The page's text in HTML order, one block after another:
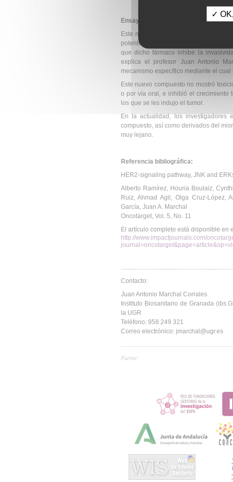
Ensayos clínicos con pacientes
Este nuevo medicamento tiene una
potente actividad antitumoral de
que dicho fármaco inhibe la
explica el profesor Juan Antonio
mecanismo específico mediante el
Este nuevo compuesto no mostró
o por vía oral, e inhibió el crecimiento
los que se les indujo el tumor.
En la actualidad, los investigadores
compuesto, así como derivados del
muy lejano.
Referencia bibliográfica:
HER2-signaling pathway, JNK and
Alberto Ramírez, Houria Boulaiz,
Ruiz, Ahmad Agil, Olga Cruz-López,
García, Juan A. Marchal
Oncotarget, Vol. 5, No. 11
El artículo completo está disponible en
http://www.impactjournals.com/
Contacto:
Juan Antonio Marchal Corrales
Instituto Biosanitario de Granada
la UGR
Teléfono: 958 249 321
Correo electrónico: jmarchal@ugr.es
Fuente:
✓